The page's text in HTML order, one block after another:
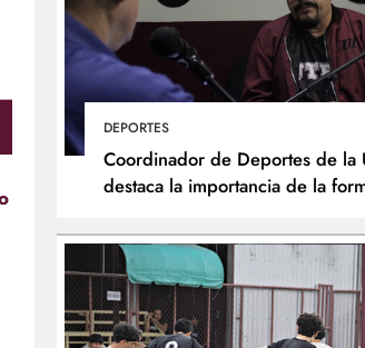
DEPORTES
Coordinador de Deportes de la
destaca la importancia de la